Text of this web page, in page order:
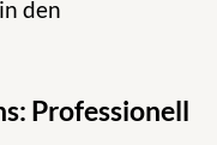
den
Professionell